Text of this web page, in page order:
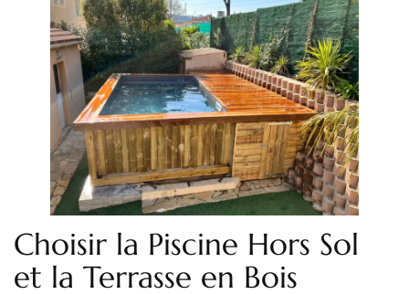
Choisir la Piscine Hors Sol
et la Terrasse en Bois